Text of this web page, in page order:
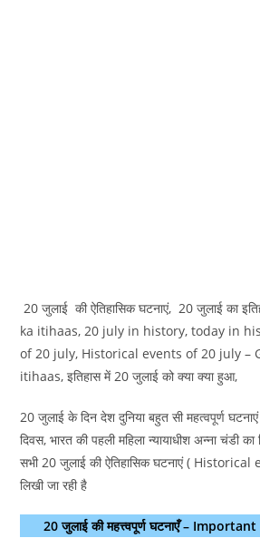
20 जुलाई की ऐतिहासिक घटनाएं, 20 जुलाई का
ka itihaas, 20 july in history, today in
of 20 july, Historical events of 20 july –
itihaas, इतिहास में 20 जुलाई को क्या क्या हुआ,
20 जुलाई के दिन देश दुनिया बहुत सी महत्वपूर्ण
दिवस, भारत की पहली महिला न्यायाधीश अन्ना चंडी
सभी 20 जुलाई की ऐतिहासिक घटनाएं (
लिखी जा रही है
20 जुलाई की महत्त्वपूर्ण घटनाएँ –